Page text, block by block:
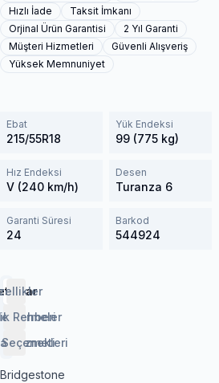
Hızlı İade
Taksit İmkanı
Orjinal Ürün Garantisi
2 Yıl Garanti
Müşteri Hizmetleri
Güvenli Alışveriş
Yüksek Memnuniyet
Ebat
215/55R18
Yük Endeksi
99 (775 kg)
Hız Endeksi
V (240 km/h)
Desen
Turanza 6
Garanti Süresi
24
Barkod
544924
Rehberi
Hizmeti
Bridgestone